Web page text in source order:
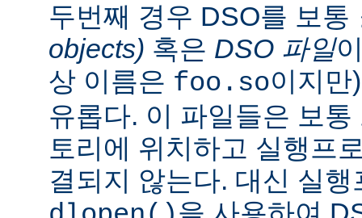
두번째 경우 DSO를 보통
objects) 혹은 DSO 파일
상 이름은 foo.so이지만
유롭다. 이 파일들은 보
토리에 위치하고 실행프
결되지 않는다. 대신 실